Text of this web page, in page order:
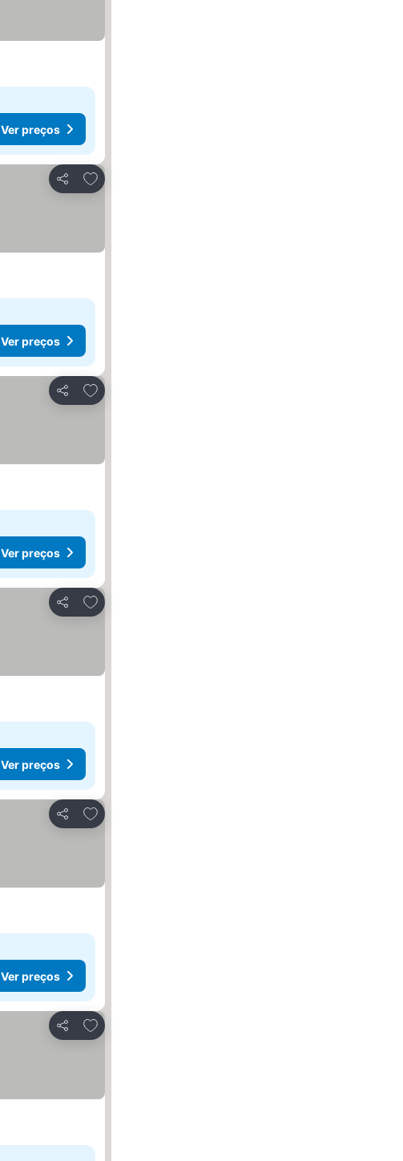
Ver preços
Partilhar
Adicionar aos favoritos
Ver preços
Partilhar
Adicionar aos favoritos
Ver preços
Partilhar
Adicionar aos favoritos
Ver preços
Partilhar
Adicionar aos favoritos
Ver preços
Partilhar
Adicionar aos favoritos